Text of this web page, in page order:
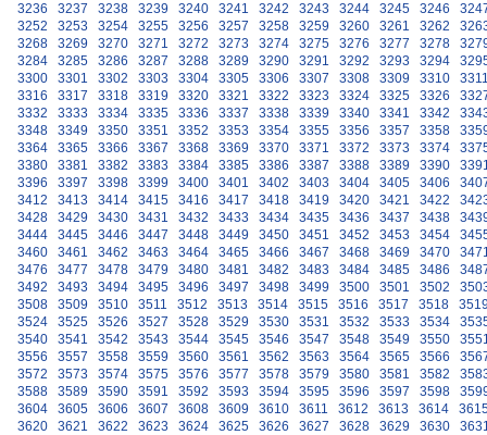
3236
3237 3238 3239 3240 3241 3242 3243 3244 3245 3246
3252
3253 3254 3255 3256 3257 3258 3259 3260 3261 3262
3268
3269 3270 3271 3272 3273 3274 3275 3276 3277 3278
3284
3285 3286 3287 3288 3289 3290 3291 3292 3293 3294
3300
3301 3302 3303 3304 3305 3306 3307 3308 3309 3310
3316
3317 3318 3319 3320 3321 3322 3323 3324 3325 3326
3332
3333 3334 3335 3336 3337 3338 3339 3340 3341 3342
3348
3349 3350 3351 3352 3353 3354 3355 3356 3357 3358
3364
3365 3366 3367 3368 3369 3370 3371 3372 3373 3374
3380
3381 3382 3383 3384 3385 3386 3387 3388 3389 3390
3396
3397 3398 3399 3400 3401 3402 3403 3404 3405 3406
3412
3413 3414 3415 3416 3417 3418 3419 3420 3421 3422
3428
3429 3430 3431 3432 3433 3434 3435 3436 3437 3438
3444
3445 3446 3447 3448 3449 3450 3451 3452 3453 3454
3460
3461 3462 3463 3464 3465 3466 3467 3468 3469 3470
3476
3477 3478 3479 3480 3481 3482 3483 3484 3485 3486
3492
3493 3494 3495 3496 3497 3498 3499 3500 3501 3502
3508
3509 3510 3511 3512 3513 3514 3515 3516 3517 3518
3524
3525 3526 3527 3528 3529 3530 3531 3532 3533 3534
3540
3541 3542 3543 3544 3545 3546 3547 3548 3549 3550
3556
3557 3558 3559 3560 3561 3562 3563 3564 3565 3566
3572
3573 3574 3575 3576 3577 3578 3579 3580 3581 3582
3588
3589 3590 3591 3592 3593 3594 3595 3596 3597 3598
3604
3605 3606 3607 3608 3609 3610 3611 3612 3613 3614
3620
3621 3622 3623 3624 3625 3626 3627 3628 3629 3630